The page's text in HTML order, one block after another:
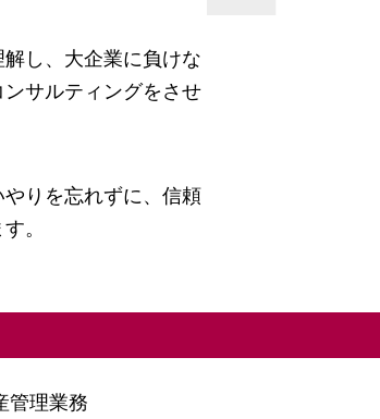
し、大企業に負けな
サルティングをさせ
りを忘れずに、信頼
。
理業務